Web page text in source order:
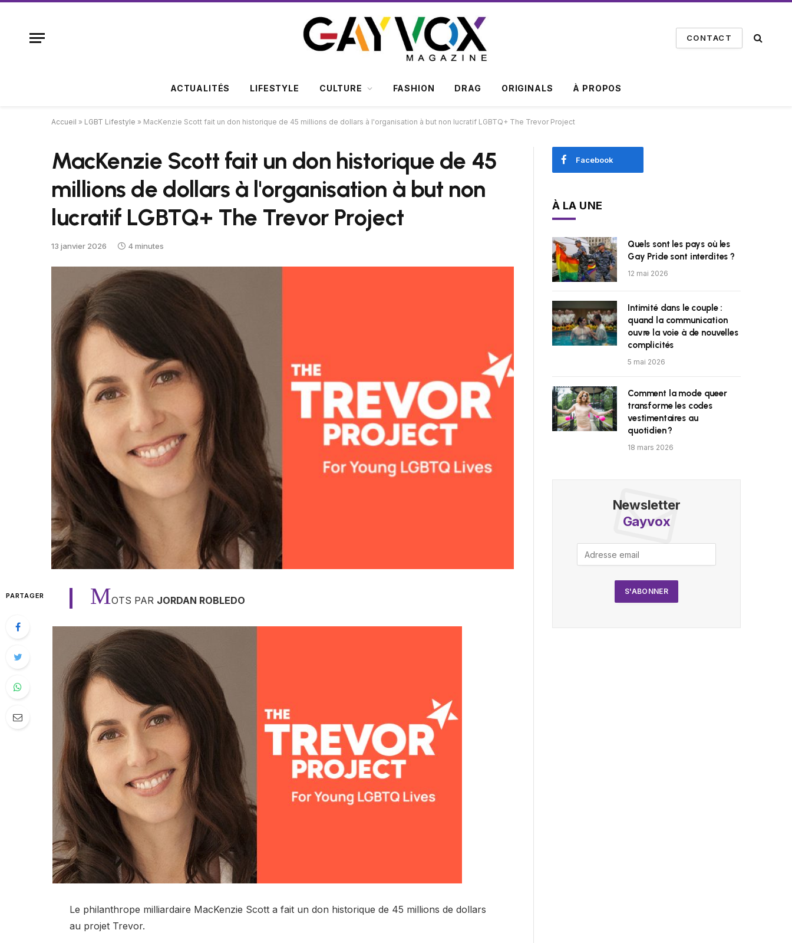
CONTACT
ACTUALITÉS LIFESTYLE CULTURE FASHION DRAG ORIGINALS À PROPOS
Accueil » LGBT Lifestyle » MacKenzie Scott fait un don historique de 45 millions de dollars à l'organisation à but non lucratif LGBTQ+ The Trevor Project
MacKenzie Scott fait un don historique de 45
millions de dollars à l'organisation à but non
lucratif LGBTQ+ The Trevor Project
13 janvier 2026 4 minutes
PARTAGER MOTS PAR JORDAN ROBLEDO
Le philanthrope milliardaire MacKenzie Scott a fait un don historique de 45 millions de dollars
au projet Trevor.
Facebook
À LA UNE
Quels sont les pays où les
Gay Pride sont interdites ?
12 mai 2026
Intimité dans le couple :
quand la communication
ouvre la voie à de nouvelles
complicités
5 mai 2026
Comment la mode queer
transforme les codes
vestimentaires au
quotidien ?
18 mars 2026
Newsletter
Gayvox